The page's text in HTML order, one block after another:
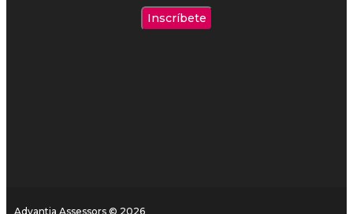
Advantia Assessors © 2026